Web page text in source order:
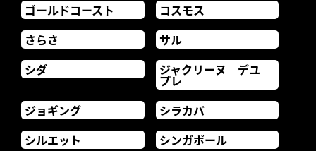
ゴールドコースト
コスモス
さらさ
サル
シダ
ジャクリーヌ デユ
プレ
ジョギング
シラカバ
シルエット
シンガポール